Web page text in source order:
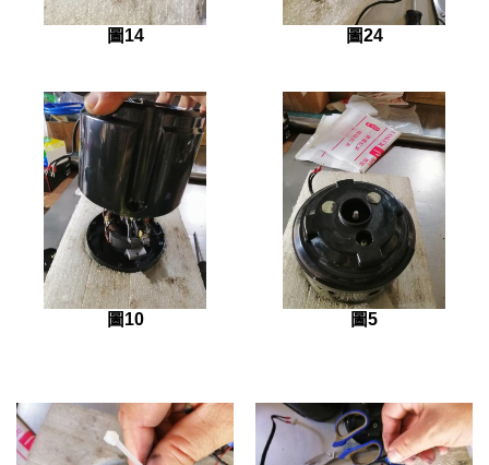
圖14 圖24
圖10 圖5